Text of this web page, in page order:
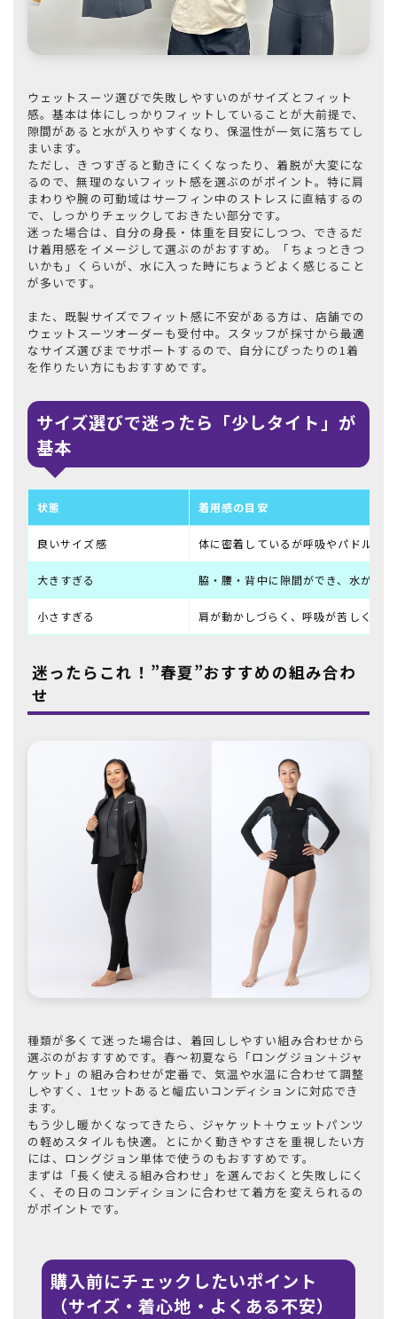
ウェットスーツ選びで失敗しやすいのがサイズとフィット
感。基本は体にしっかりフィットしていることが大前提で、
隙間があると水が入りやすくなり、保温性が一気に落ちてし
まいます。
ただし、きつすぎると動きにくくなったり、着脱が大変にな
るので、無理のないフィット感を選ぶのがポイント。特に肩
まわりや腕の可動域はサーフィン中のストレスに直結するの
で、しっかりチェックしておきたい部分です。
迷った場合は、自分の身長・体重を目安にしつつ、できるだ
け着用感をイメージして選ぶのがおすすめ。「ちょっときつ
いかも」くらいが、水に入った時にちょうどよく感じること
が多いです。
また、既製サイズでフィット感に不安がある方は、店舗での
ウェットスーツオーダーも受付中。スタッフが採寸から最適
なサイズ選びまでサポートするので、自分にぴったりの1着
を作りたい方にもおすすめです。
サイズ選びで迷ったら「少しタイト」が
基本
状態 着用感の目安
良いサイズ感 体に密着しているが呼吸やパドルは
大きすぎる 脇・腰・背中に隙間ができ、水が入
小さすぎる 肩が動かしづらく、呼吸が苦しく感
迷ったらこれ！”春夏”おすすめの組み合わ
せ
種類が多くて迷った場合は、着回ししやすい組み合わせから
選ぶのがおすすめです。春〜初夏なら「ロングジョン＋ジャ
ケット」の組み合わせが定番で、気温や水温に合わせて調整
しやすく、1セットあると幅広いコンディションに対応でき
ます。
もう少し暖かくなってきたら、ジャケット＋ウェットパンツ
の軽めスタイルも快適。とにかく動きやすさを重視したい方
には、ロングジョン単体で使うのもおすすめです。
まずは「長く使える組み合わせ」を選んでおくと失敗しにく
く、その日のコンディションに合わせて着方を変えられるの
がポイントです。
購入前にチェックしたいポイント
（サイズ・着心地・よくある不安）